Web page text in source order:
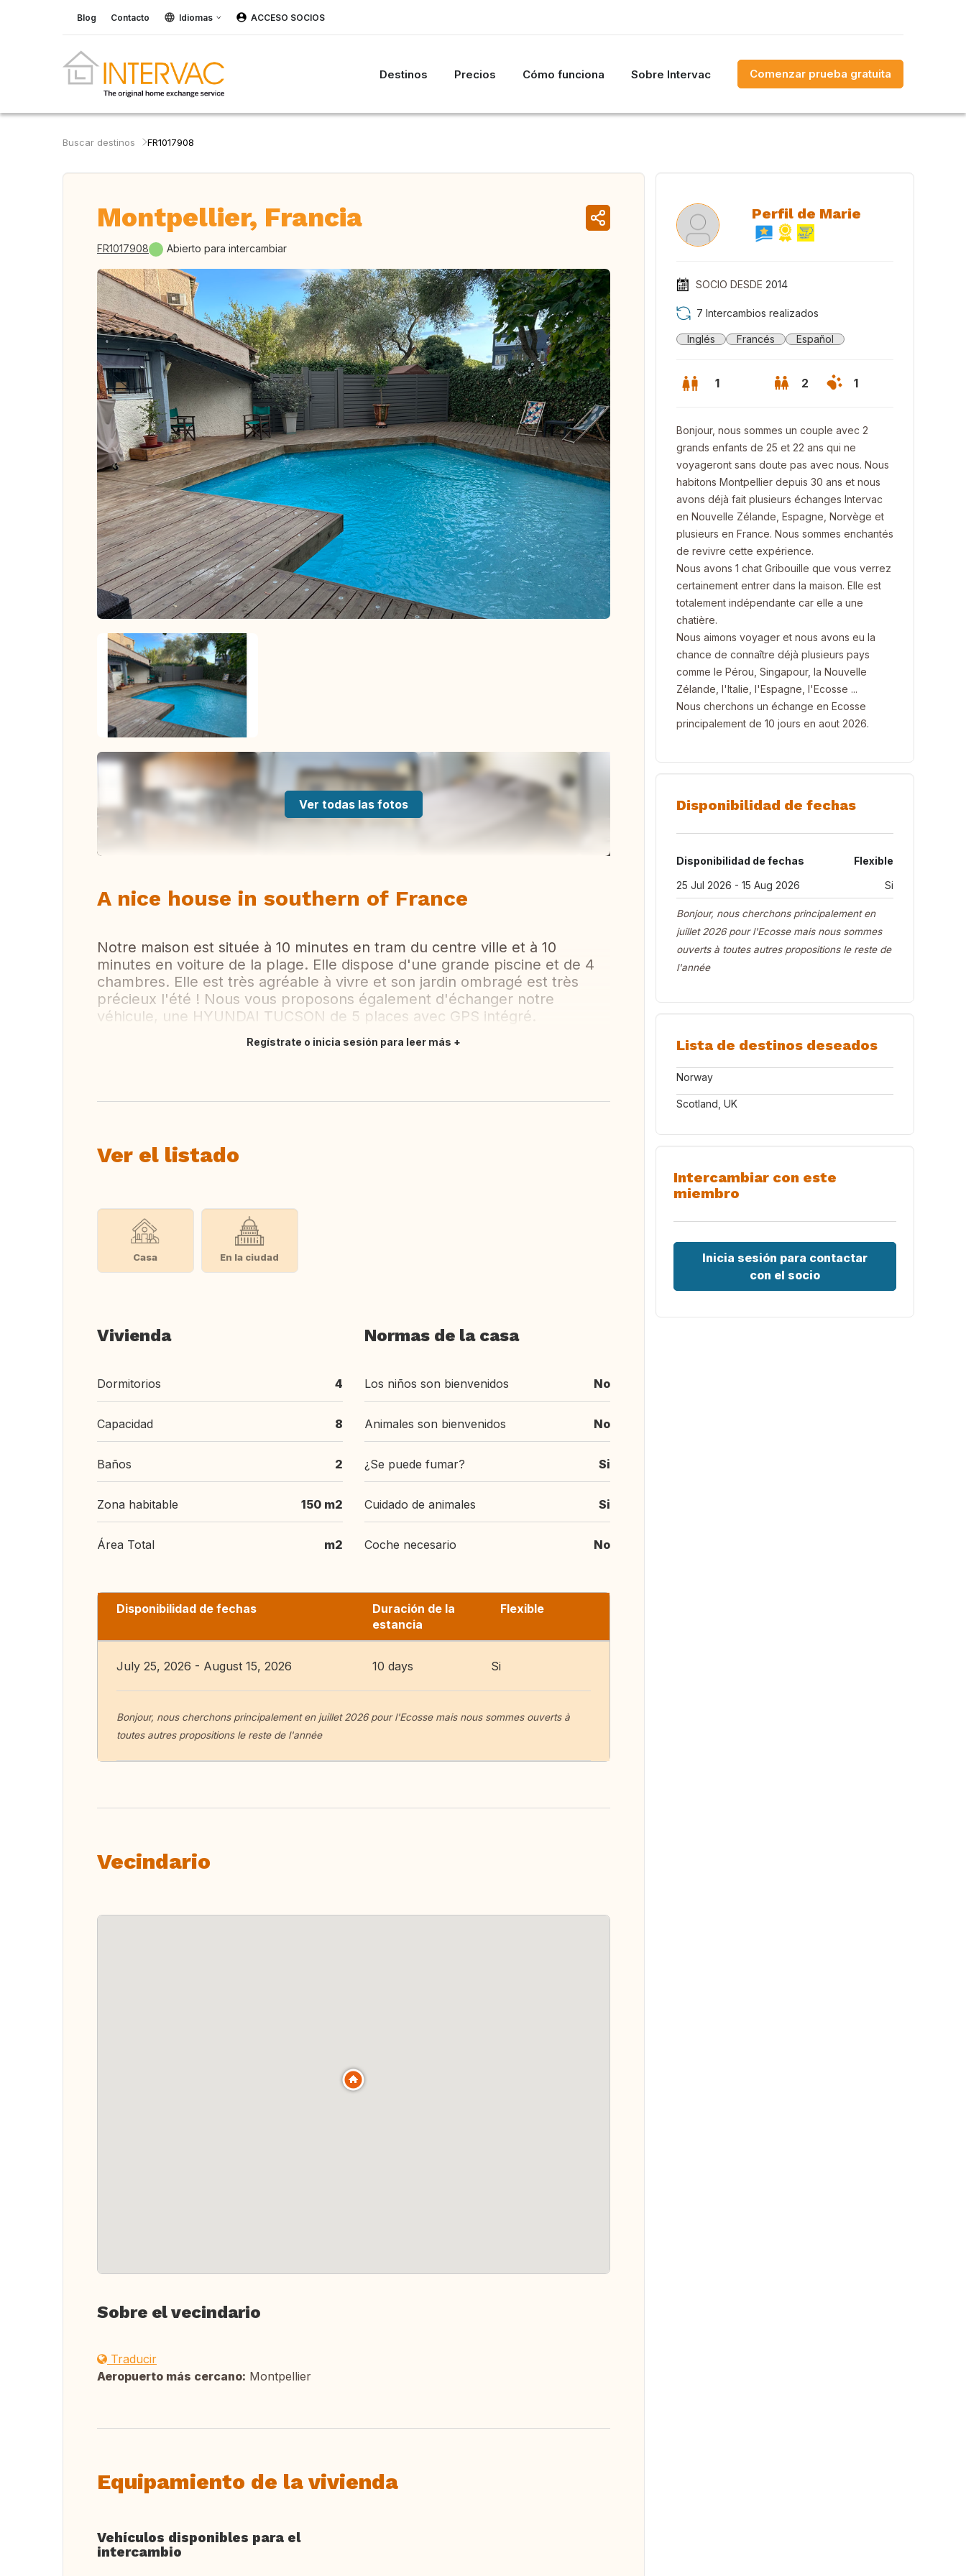
Blog Contacto Idiomas ACCESO SOCIOS
Destinos Precios Cómo funciona Sobre Intervac Comenzar prueba gratuita
Buscar destinos FR1017908
Montpellier, Francia
FR1017908 Abierto para intercambiar
Ver todas las fotos
A nice house in southern of France
Notre maison est située à 10 minutes en tram du centre ville et à 10
minutes en voiture de la plage. Elle dispose d'une grande piscine et de 4
chambres. Elle est très agréable à vivre et son jardin ombragé est très
précieux l'été ! Nous vous proposons également d'échanger notre
véhicule, une HYUNDAI TUCSON de 5 places avec GPS intégré.
Regístrate o inicia sesión para leer más
Ver el listado
Casa En la ciudad
Vivienda
Dormitorios 4
Capacidad 8
Baños 2
Zona habitable 150 m2
Área Total m2
Normas de la casa
Los niños son bienvenidos No
Animales son bienvenidos No
¿Se puede fumar? Si
Cuidado de animales Si
Coche necesario No
Disponibilidad de fechas
Duración de la
estancia
Flexible
July 25, 2026 - August 15, 2026 10 days Si
Bonjour, nous cherchons principalement en juillet 2026 pour l'Ecosse mais nous sommes ouverts à
toutes autres propositions le reste de l'année
Vecindario
Sobre el vecindario
Traducir
Aeropuerto más cercano: Montpellier
Equipamiento de la vivienda
Vehículos disponibles para el
intercambio
Perfil de Marie
SOCIO DESDE 2014
7 Intercambios realizados
Inglés Francés Español
1 2 1
Bonjour, nous sommes un couple avec 2
grands enfants de 25 et 22 ans qui ne
voyageront sans doute pas avec nous. Nous
habitons Montpellier depuis 30 ans et nous
avons déjà fait plusieurs échanges Intervac
en Nouvelle Zélande, Espagne, Norvège et
plusieurs en France. Nous sommes enchantés
de revivre cette expérience.
Nous avons 1 chat Gribouille que vous verrez
certainement entrer dans la maison. Elle est
totalement indépendante car elle a une
chatière.
Nous aimons voyager et nous avons eu la
chance de connaître déjà plusieurs pays
comme le Pérou, Singapour, la Nouvelle
Zélande, l'Italie, l'Espagne, l'Ecosse ...
Nous cherchons un échange en Ecosse
principalement de 10 jours en aout 2026.
Disponibilidad de fechas
Disponibilidad de fechas
Flexible
25 Jul 2026 - 15 Aug 2026
Si
Bonjour, nous cherchons principalement en
juillet 2026 pour l'Ecosse mais nous sommes
ouverts à toutes autres propositions le reste de
l'année
Lista de destinos deseados
Norway
Scotland, UK
Intercambiar con este
miembro
Inicia sesión para contactar
con el socio